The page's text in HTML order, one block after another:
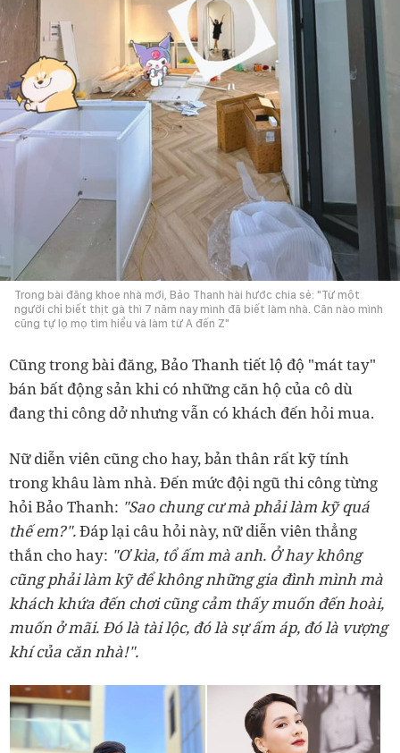
Trong bài đăng khoe nhà mới, Bảo Thanh hài hước chia sẻ: "Từ một
người chỉ biết thịt gà thì 7 năm nay mình đã biết làm nhà. Căn nào mình
cũng tự lọ mọ tìm hiểu và làm từ A đến Z"
Cũng trong bài đăng, Bảo Thanh tiết lộ độ "mát tay"
bán bất động sản khi có những căn hộ của cô dù
đang thi công dở nhưng vẫn có khách đến hỏi mua.
Nữ diễn viên cũng cho hay, bản thân rất kỹ tính
trong khâu làm nhà. Đến mức đội ngũ thi công từng
hỏi Bảo Thanh: "Sao chung cư mà phải làm kỹ quá
thế em?".Đáp lại câu hỏi này, nữ diễn viên thẳng
thắn cho hay: "Ơ kìa, tổ ấm mà anh. Ở hay không
cũng phải làm kỹ để không những gia đình mình mà
khách khứa đến chơi cũng cảm thấy muốn đến hoài,
muốn ở mãi. Đó là tài lộc, đó là sự ấm áp, đó là vượng
khí của căn nhà!".